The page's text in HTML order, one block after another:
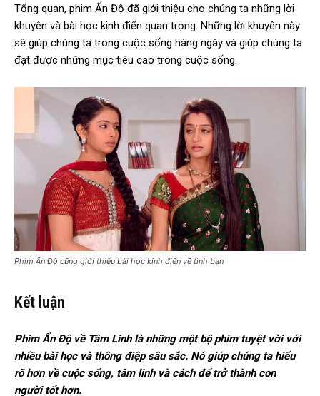
Tổng quan, phim Ấn Độ đã giới thiệu cho chúng ta những lời
khuyên và bài học kinh điển quan trọng. Những lời khuyên này
sẽ giúp chúng ta trong cuộc sống hàng ngày và giúp chúng ta
đạt được những mục tiêu cao trong cuộc sống.
Phim Ấn Độ cũng giới thiệu bài học kinh điển về tình bạn
Kết luận
Phim Ấn Độ về Tâm Linh là những một bộ phim tuyệt vời với
nhiều bài học và thông điệp sâu sắc. Nó giúp chúng ta hiểu
rõ hơn về cuộc sống, tâm linh và cách để trở thành con
người tốt hơn.